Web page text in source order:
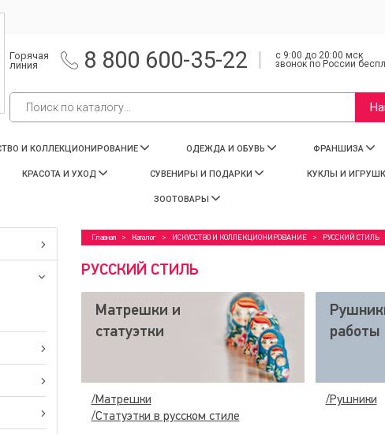
Горячая
линия
8 800 600-35-22 с 9:00 до 20:00 мск
звонок по России
И КОЛЛЕКЦИОНИРОВАНИЕ ОДЕЖДА И ОБУВЬ ФРАНШИЗА
КРАСОТА И УХОД СУВЕНИРЫ И ПОДАРКИ КУКЛЫ И
ЗООТОВАРЫ
Главная Каталог ИСКУССТВО И КОЛЛЕКЦИОНИРОВАНИЕ РУССКИЙ СТИЛЬ
РУССКИЙ СТИЛЬ
Матрешки и
статуэтки
/Мaтрешки
/Статуэтки в русском стиле
работы
/Рушники